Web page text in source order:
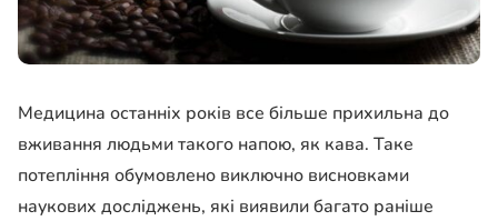
Медицина останніх років все більше прихильна до
вживання людьми такого напою, як кава. Таке
потепління обумовлено виключно висновками
наукових досліджень, які виявили багато раніше